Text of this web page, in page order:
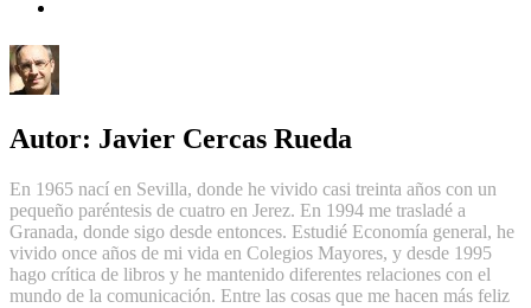
Autor: Javier Cercas Rueda
En 1965 nací en Sevilla, donde he vivido casi treinta años con un
pequeño paréntesis de cuatro en Jerez. En 1994 me trasladé a
Granada, donde sigo desde entonces. Estudié Economía general, he
vivido once años de mi vida en Colegios Mayores, y desde 1995
hago crítica de libros y he mantenido diferentes relaciones con el
mundo de la comunicación. Entre las cosas que me hacen más feliz